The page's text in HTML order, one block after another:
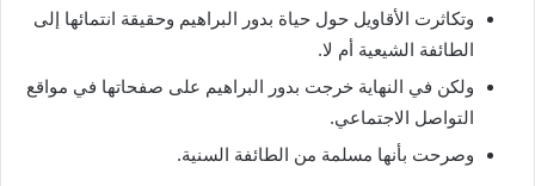
وتكاثرت الأقاويل حول حياة بدور البراهيم وحقيقة انتمائها إلى
الطائفة الشيعية أم لا.
ولكن في النهاية خرجت بدور البراهيم على صفحاتها في مواقع
التواصل الاجتماعي.
وصرحت بأنها مسلمة من الطائفة السنية.